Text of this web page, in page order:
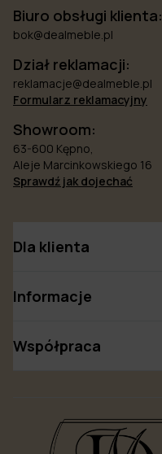
Biuro obsługi klienta:
bok@dealmeble.pl
Dział reklamacji:
reklamacje@dealmeble.pl
Formularz reklamacyjny
Showroom:
63-600 Kępno,
Aleje Marcinkowskiego 16
Sprawdź jak dojechać
Dla klienta
Informacje
Współpraca